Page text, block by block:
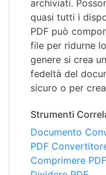
archiviati.
quasi tutti i
PDF può
file per ridurne
genere si crea
fedeltà del
sicuro o per
Strumenti
Documento
PDF
Comprimere PDF